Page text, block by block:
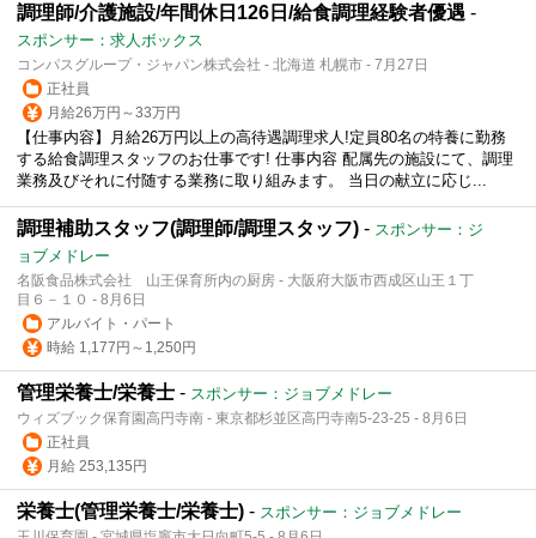
調理師/介護施設/年間休日126日/給食調理経験者優遇 -
スポンサー：求人ボックス
コンパスグループ・ジャパン株式会社 - 北海道 札幌市 - 7月27日
正社員
月給26万円～33万円
【仕事内容】月給26万円以上の高待遇調理求人!定員80名の特養に勤務
する給食調理スタッフのお仕事です! 仕事内容 配属先の施設にて、調理
業務及びそれに付随する業務に取り組みます。 当日の献立に応じ...
調理補助スタッフ(調理師/調理スタッフ) - スポンサー：ジ
ョブメドレー
名阪食品株式会社 山王保育所内の厨房 - 大阪府大阪市西成区山王１丁
目６－１０ - 8月6日
アルバイト・パート
時給 1,177円～1,250円
管理栄養士/栄養士 - スポンサー：ジョブメドレー
ウィズブック保育園高円寺南 - 東京都杉並区高円寺南5-23-25 - 8月6日
正社員
月給 253,135円
栄養士(管理栄養士/栄養士) - スポンサー：ジョブメドレー